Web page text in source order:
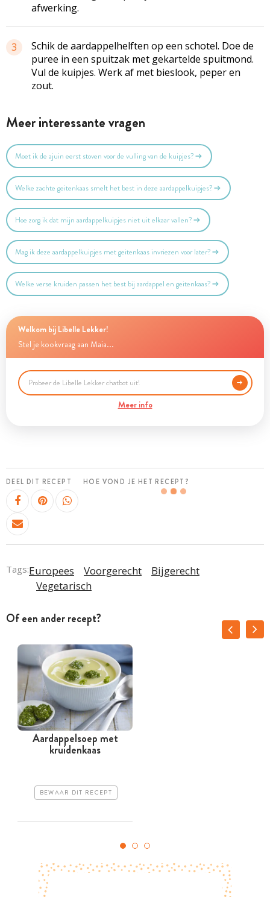
afwerking.
3
Schik de aardappelhelften op een schotel. Doe de
puree in een spuitzak met gekartelde spuitmond.
Vul de kuipjes. Werk af met bieslook, peper en
zout.
Meer interessante vragen
Moet ik de ajuin eerst stoven voor de vulling van de kuipjes?
Welke zachte geitenkaas smelt het best in deze aardappelkuipjes?
Hoe zorg ik dat mijn aardappelkuipjes niet uit elkaar vallen?
Mag ik deze aardappelkuipjes met geitenkaas invriezen voor later?
Welke verse kruiden passen het best bij aardappel en geitenkaas?
Welkom bij Libelle Lekker!
Stel je kookvraag aan Maia...
Meer info
DEEL DIT RECEPT HOE VOND JE HET RECEPT?
Tags:Europees Voorgerecht
Bijgerecht
Vegetarisch
Of een ander recept?
Aardappelsoep met
kruidenkaas
BEWAAR DIT RECEPT